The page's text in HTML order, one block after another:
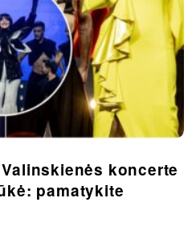
koncerte
pamatykite